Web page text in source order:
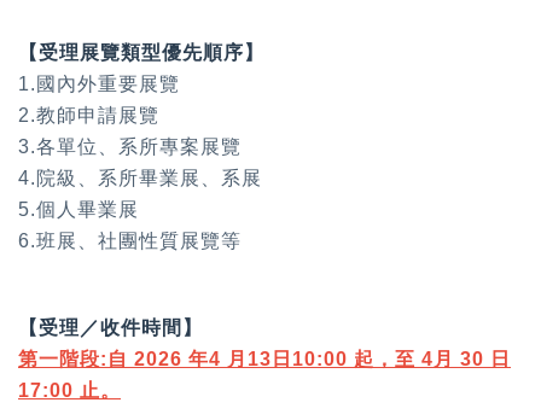
【受理展覽類型優先順序】
1.國內外重要展覽
2.教師申請展覽
3.各單位、系所專案展覽
4.院級、系所畢業展、系展
5.個人畢業展
6.班展、社團性質展覽等
【受理／收件時間】
第一階段:自 2026 年4 月13日10:00 起，至 4月 30 日
17:00 止。